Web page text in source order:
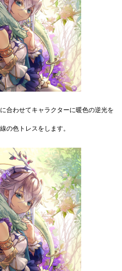
合わせてキャラクターに暖色の逆光を
の色トレスをします。